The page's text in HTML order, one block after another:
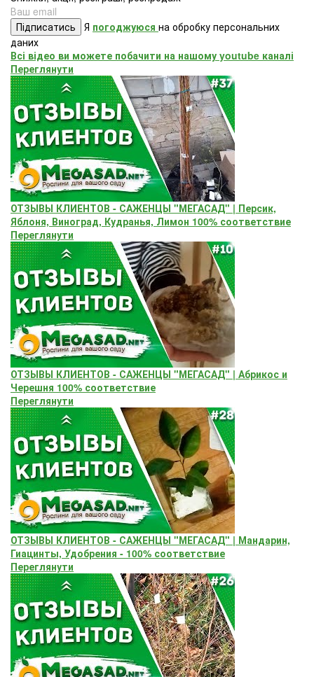
Підписатись Я погоджуюся на обробку персональних
даних
Всі відео ви можете побачити на нашому youtube каналі
Переглянути
ОТЗЫВЫ КЛИЕНТОВ - САЖЕНЦЫ "МЕГАСАД" | Персик,
Яблоня, Виноград, Кудранья, Лимон 100% соответствие
Переглянути
ОТЗЫВЫ КЛИЕНТОВ - САЖЕНЦЫ "МЕГАСАД" | Абрикос и
Черешня 100% соответствие
Переглянути
ОТЗЫВЫ КЛИЕНТОВ - САЖЕНЦЫ "МЕГАСАД" | Мандарин,
Гиацинты, Удобрения - 100% соответствие
Переглянути